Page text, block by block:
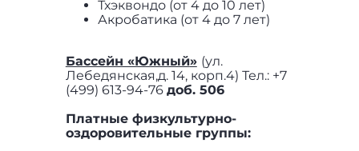
Тхэквондо (от 4 до 10 лет)
Акробатика (от 4 до 7 лет)
Бассейн «Южный» (ул.
Лебедянская,д. 14, корп.4) Тел.: +7
(499) 613-94-76 доб. 506
Платные физкультурно-
оздоровительные группы: